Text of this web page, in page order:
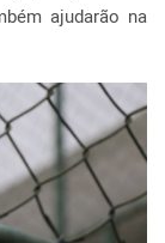
ajudarão na